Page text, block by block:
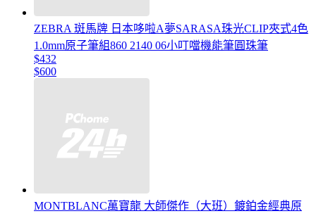
ZEBRA 斑馬牌 日本哆啦A夢SARASA珠光CLIP夾式4色
1.0mm原子筆組860 2140 06小叮噹機能筆圓珠筆
$432
$600
MONTBLANC萬寶龍 大師傑作（大班）鍍鉑金經典原